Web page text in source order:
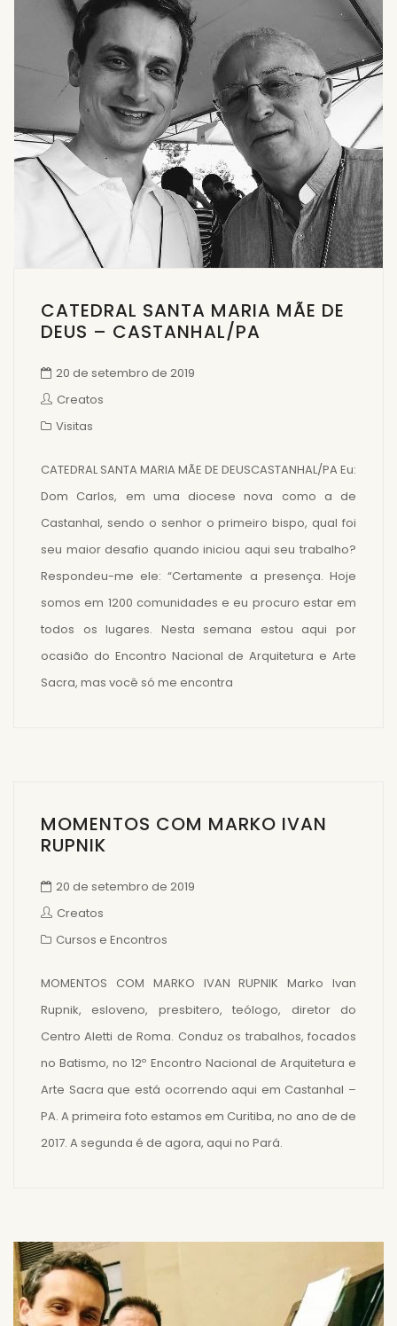
CATEDRAL SANTA MARIA MÃE DE
DEUS – CASTANHAL/PA
20 de setembro de 2019
Creatos
Visitas
CATEDRAL SANTA MARIA MÃE DE DEUSCASTANHAL/PA Eu:
Dom Carlos, em uma diocese nova como a de
Castanhal, sendo o senhor o primeiro bispo, qual foi
seu maior desafio quando iniciou aqui seu trabalho?
Respondeu-me ele: “Certamente a presença. Hoje
somos em 1200 comunidades e eu procuro estar em
todos os lugares. Nesta semana estou aqui por
ocasião do Encontro Nacional de Arquitetura e Arte
Sacra, mas você só me encontra
MOMENTOS COM MARKO IVAN
RUPNIK
20 de setembro de 2019
Creatos
Cursos e Encontros
MOMENTOS COM MARKO IVAN RUPNIK Marko Ivan
Rupnik, esloveno, presbitero, teólogo, diretor do
Centro Aletti de Roma. Conduz os trabalhos, focados
no Batismo, no 12º Encontro Nacional de Arquitetura e
Arte Sacra que está ocorrendo aqui em Castanhal –
PA. A primeira foto estamos em Curitiba, no ano de de
2017. A segunda é de agora, aqui no Pará.